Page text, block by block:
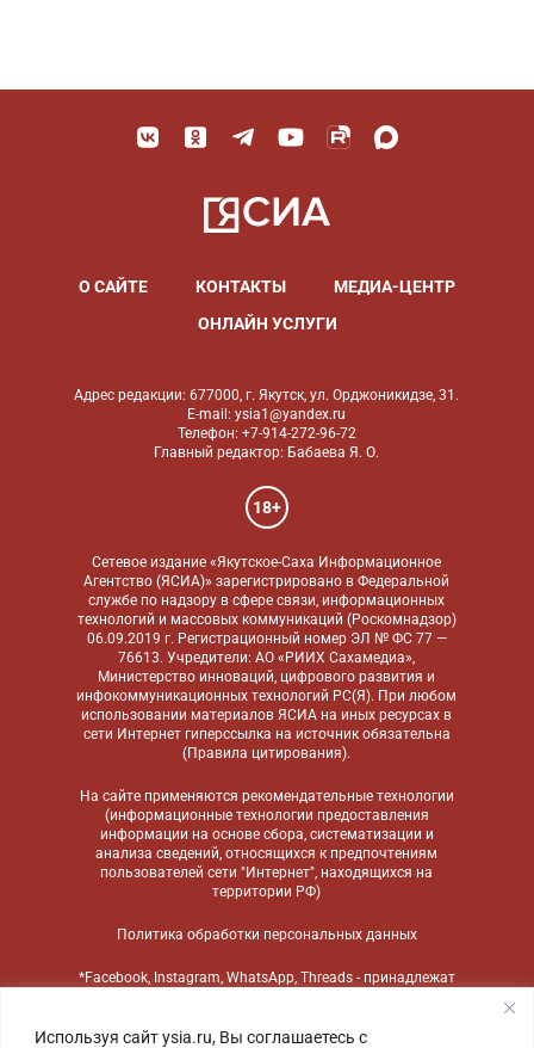
Используя сайт ysia.ru, Вы соглашаетесь с
О САЙТЕ КОНТАКТЫ
МЕДИА-ЦЕНТР
ОНЛАЙН УСЛУГИ
Адрес редакции: 677000, г. Якутск, ул. Орджоникидзе, 31.
E-mail: ysia1@yandex.ru
Телефон: +7-914-272-96-72
Главный редактор: Бабаева Я. О.
18+
Сетевое издание «Якутское-Саха Информационное
Агентство (ЯСИА)» зарегистрировано в Федеральной
службе по надзору в сфере связи, информационных
технологий и массовых коммуникаций (Роскомнадзор)
06.09.2019 г. Регистрационный номер ЭЛ № ФС 77 —
76613. Учредители: АО «РИИХ Сахамедиа»,
Министерство инноваций, цифрового развития и
инфокоммуникационных технологий РС(Я). При любом
использовании материалов ЯСИА на иных ресурсах в
сети Интернет гиперссылка на источник обязательна
(Правила цитирования).
На сайте применяются рекомендательные технологии
(информационные технологии предоставления
информации на основе сбора, систематизации и
анализа сведений, относящихся к предпочтениям
пользователей сети "Интернет", находящихся на
территории РФ)
Политика обработки персональных данных
*Facebook, Instagram, WhatsApp, Threads - принадлежат